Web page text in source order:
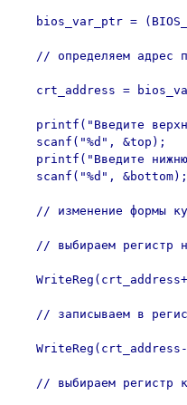
bios_var_ptr =
// определяем адрес
crt_address =
printf("Введите
   scanf("%d", &top);
printf("Введите
   scanf("%d", &bottom);
// изменение формы
// выбираем регистр
// записываем в
// выбираем регистр